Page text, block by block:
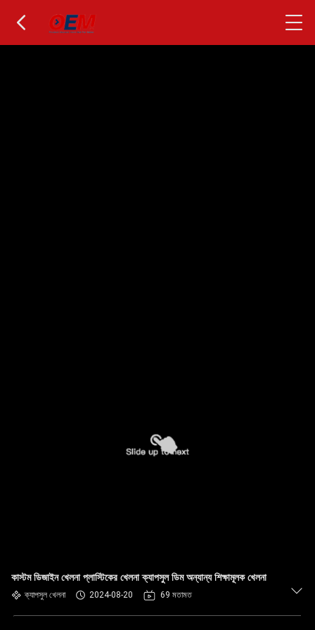
কাস্টম ডিজাইন খেলনা প্লাস্টিকের খেলনা ক্যাপসুল ডিম অন্যান্য শিক্ষামূলক খেলনা
ক্যাপসুল খেলনা 2024-08-20 69 মতামত